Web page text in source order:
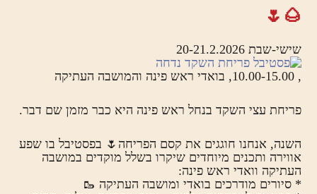
🌰🌷
שישי-שבת 20-21.2.2026
, 10.00-15.00, בואדי ראש פינה והמושבה העתיקה
פריחת עצי השקד בנחל ראש פינה היא כבר מזמן שם דבר.
השנה, אנחנו חוגגים את קסם הפריחה🌷 בפסטיבל בו שפע
אווירה ותכנים מיוחדים שיקרו בשלל מוקדים במושבה
העתיקה וואדי ראש פינה:
* סיורים מודרכים בואדי ומושבה העתיקה 🥾